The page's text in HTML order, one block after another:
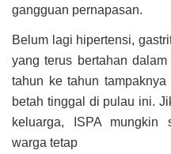
gangguan pernapasan.
Belum lagi hipertensi,
yang terus bertahan
tahun ke tahun
betah tinggal di pulau ini.
keluarga, ISPA mungkin
warga tetap